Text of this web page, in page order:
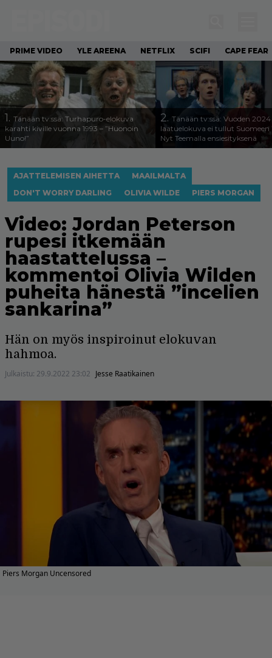
PRIME VIDEO YLE AREENA NETFLIX SCIFI CAPE FEAR
1. Tänään tv:ssä: Turhapuro-elokuva
karahti kiville vuonna 1993 – ”Huonoin
Uuno!”
2. Tänään tv:ssä: Vuoden 2024
laatuelokuva ei tullut Suomeen
Nyt Teemalla ensiesityksenä
AJATTELEMISEN AIHETTA
MAAILMALTA
DON'T WORRY DARLING
OLIVIA WILDE PIERS MORGAN
Video: Jordan Peterson
rupesi itkemään
haastattelussa –
kommentoi Olivia Wilden
puheita hänestä ”incelien
sankarina”
Hän on myös inspiroinut elokuvan
hahmoa.
Julkaistu: 29.9.2022 23:02 Jesse Raatikainen
Piers Morgan Uncensored